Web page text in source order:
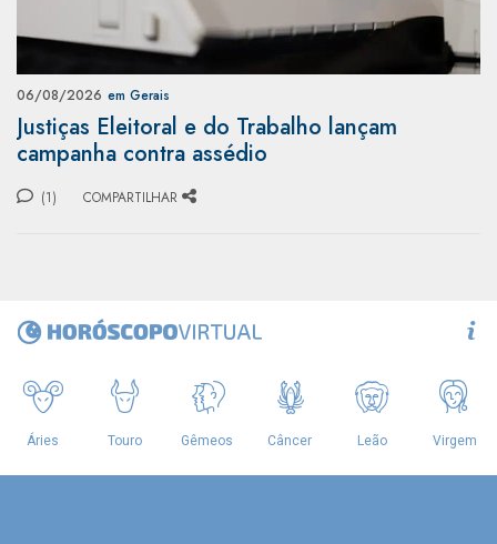
06/08/2026 em Gerais
Justiças Eleitoral e do Trabalho lançam
campanha contra assédio
(1) COMPARTILHAR